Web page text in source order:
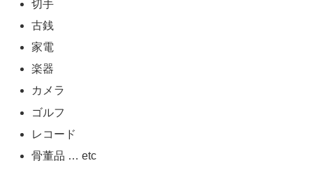
切手
古銭
家電
楽器
カメラ
ゴルフ
レコード
骨董品 … etc